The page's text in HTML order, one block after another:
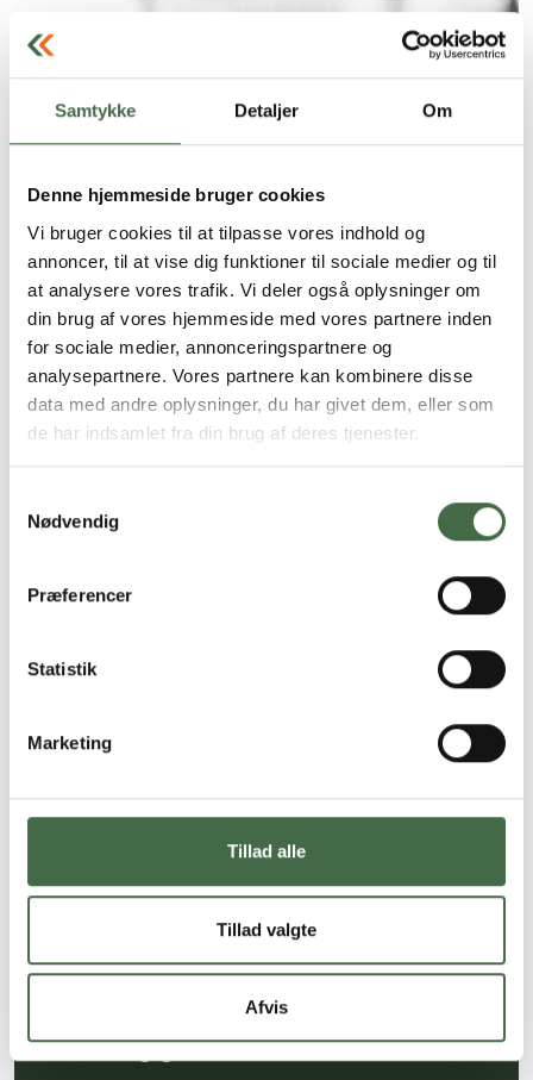
Samtykke Detaljer Om
Denne hjemmeside bruger cookies
Vi bruger cookies til at tilpasse vores indhold og
annoncer, til at vise dig funktioner til sociale medier og til
at analysere vores trafik. Vi deler også oplysninger om
din brug af vores hjemmeside med vores partnere inden
for sociale medier, annonceringspartnere og
analysepartnere. Vores partnere kan kombinere disse
data med andre oplysninger, du har givet dem, eller som
de har indsamlet fra din brug af deres tjenester.
Nødvendig
Præferencer
Statistik
Marketing
Tillad alle
Tillad valgte
Afvis
Michael T. Jensen
Konsulent
Løn- og ansættelsesforhold
Flemming Fage Sørensen
Løn- og ansættelsesforhold
E-mail:faglig@hkkf.dk